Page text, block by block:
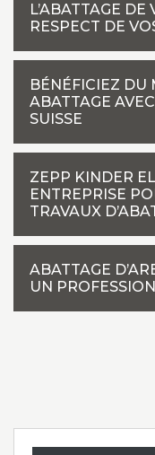
L’ABATTAGE DE
RESPECT DE
BÉNÉFICIEZ DU
ABATTAGE
SUISSE
ZEPP KINDER
ENTREPRISE
TRAVAUX
ABATTAGE
UN